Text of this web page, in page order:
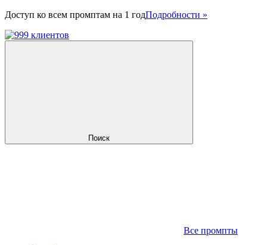
Доступ ко всем промптам на 1 годПодробности »
Поиск
Все промпты